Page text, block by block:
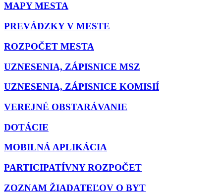
MAPY MESTA
PREVÁDZKY V MESTE
ROZPOČET MESTA
UZNESENIA, ZÁPISNICE MSZ
UZNESENIA, ZÁPISNICE KOMISIÍ
VEREJNÉ OBSTARÁVANIE
DOTÁCIE
MOBILNÁ APLIKÁCIA
PARTICIPATÍVNY ROZPOČET
ZOZNAM ŽIADATEĽOV O BYT